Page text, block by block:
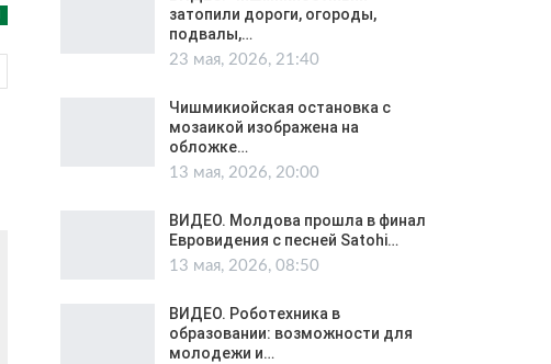
затопили дороги, огороды,
подвалы,…
23 мая, 2026, 21:40
Чишмикиойская остановка с
мозаикой изображена на
обложке…
13 мая, 2026, 20:00
ВИДЕО. Молдова прошла в финал
Евровидения с песней Satohi…
13 мая, 2026, 08:50
ВИДЕО. Роботехника в
образовании: возможности для
молодежи и…